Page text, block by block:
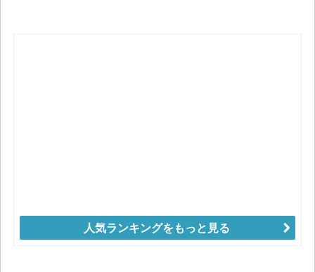
人気ランキングをもっと見る